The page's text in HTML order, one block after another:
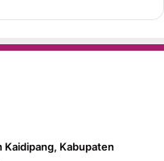
Kaidipang, Kabupaten